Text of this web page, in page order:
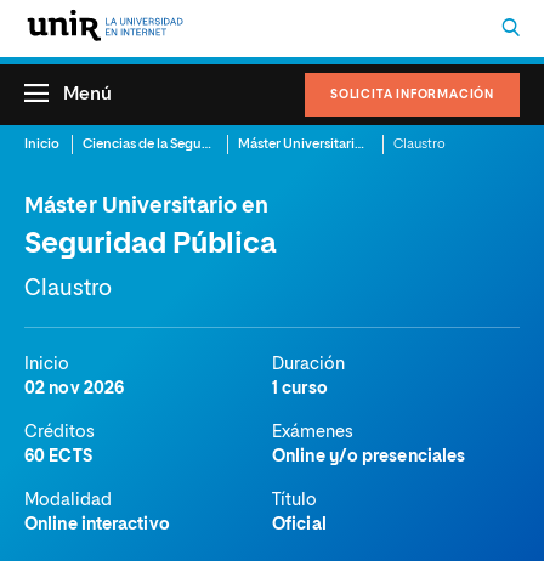
SOLICITA INFORMACIÓN
Menú
Inicio Ciencias de la Seguridad Máster Universitario en Seguridad Pública Claustro
Máster Universitario en
Seguridad Pública
Claustro
Inicio
02 nov 2026
Duración
1 curso
Créditos
60 ECTS
Exámenes
Online y/o presenciales
Modalidad
Online interactivo
Título
Oficial